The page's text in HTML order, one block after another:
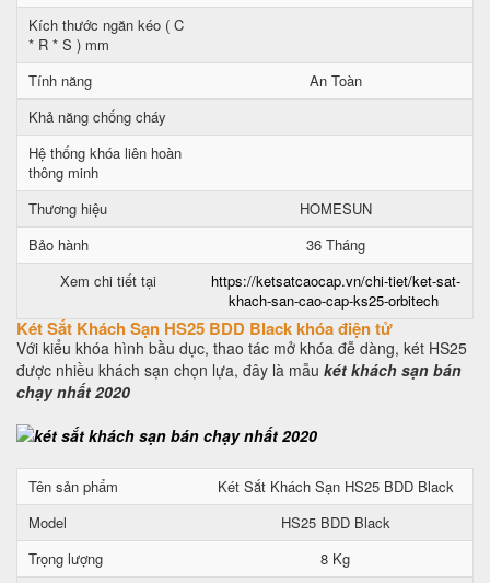
Kích thước ngăn kéo ( C
* R * S ) mm
Tính năng
An Toàn
Khả năng chống cháy
Hệ thống khóa liên hoàn
thông minh
Thương hiệu
HOMESUN
Bảo hành
36 Tháng
Xem chi tiết tại
https://ketsatcaocap.vn/chi-tiet/ket-sat-
khach-san-cao-cap-ks25-orbitech
Két Sắt Khách Sạn HS25 BDD Black khóa điện tử
Với kiểu khóa hình bầu dục, thao tác mở khóa đễ dàng, két HS25
được nhiều khách sạn chọn lựa, đây là mẫu két khách sạn bán
chạy nhất 2020
Tên sản phẩm
Két Sắt Khách Sạn HS25 BDD Black
Model
HS25 BDD Black
Trọng lượng
8 Kg